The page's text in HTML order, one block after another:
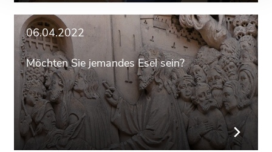
06.04.2022
Möchten Sie jemandes Esel sein?